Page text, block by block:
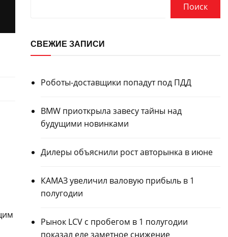
Поиск
СВЕЖИЕ ЗАПИСИ
Роботы-доставщики попадут под ПДД
BMW приоткрыла завесу тайны над
будущими новинками
Дилеры объяснили рост авторынка в июне
КАМАЗ увеличил валовую прибыль в 1
полугодии
Рынок LCV с пробегом в 1 полугодии
показал еле заметное снижение